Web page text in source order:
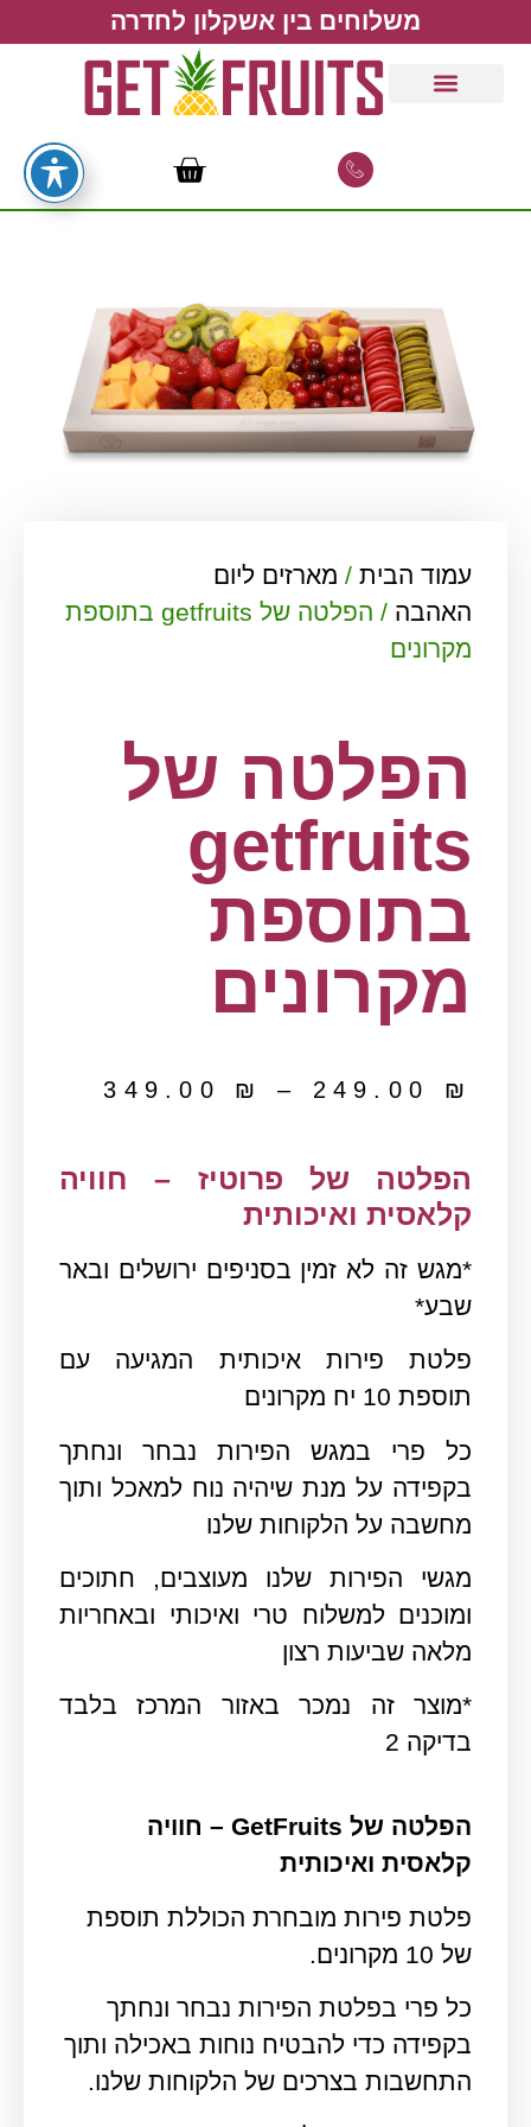
משלוחים בין אשקלון לחדרה
עמוד הבית / מארזים ליום
האהבה
/ הפלטה של getfruits בתוספת
מקרונים
הפלטה של
getfruits
בתוספת
מקרונים
249.00 ₪
–
349.00 ₪
הפלטה של פרוטיז – חוויה
קלאסית ואיכותית
*מגש זה לא זמין בסניפים ירושלים ובאר
שבע*
פלטת פירות איכותית המגיעה עם
תוספת 10 יח מקרונים
כל פרי במגש הפירות נבחר ונחתך
בקפידה על מנת שיהיה נוח למאכל ותוך
מחשבה על הלקוחות שלנו
מגשי הפירות שלנו מעוצבים, חתוכים
ומוכנים למשלוח טרי ואיכותי ובאחריות
מלאה שביעות רצון
*מוצר זה נמכר באזור המרכז בלבד
בדיקה 2
הפלטה של GetFruits – חוויה
קלאסית ואיכותית
פלטת פירות מובחרת הכוללת תוספת
של 10 מקרונים.
כל פרי בפלטת הפירות נבחר ונחתך
בקפידה כדי להבטיח נוחות באכילה ותוך
התחשבות בצרכים של הלקוחות שלנו.